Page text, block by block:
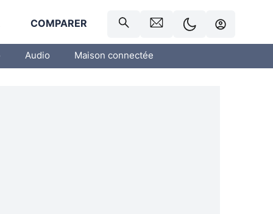
COMPARER
Audio Maison connectée